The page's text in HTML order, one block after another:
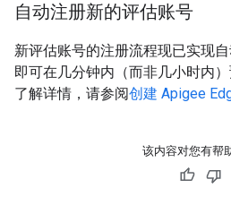
自动注册新的评估账号
新评估账号的注册流程现已实现
即可在几分钟内（而非几小时内
了解详情，请参阅创建 Apigee
该内容对您有帮